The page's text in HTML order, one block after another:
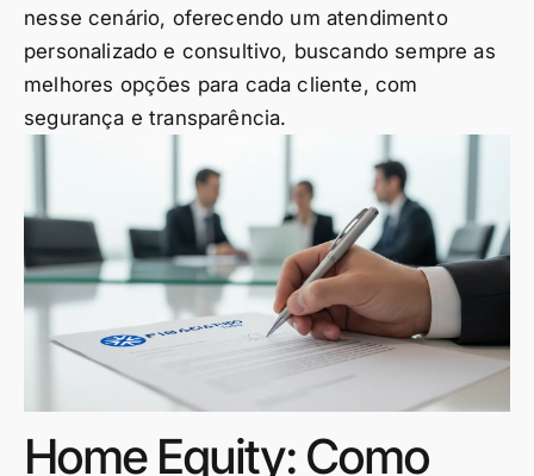
nesse cenário, oferecendo um atendimento
personalizado e consultivo, buscando sempre as
melhores opções para cada cliente, com
segurança e transparência.
Home Equity: Como